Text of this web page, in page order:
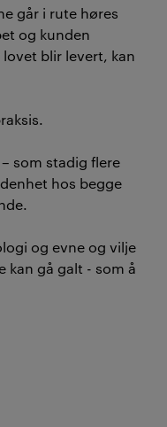
går i rute høres
et og kunden
lovet blir levert, kan
.
som stadig flere
hos begge
og evne og vilje
kan gå galt - som å